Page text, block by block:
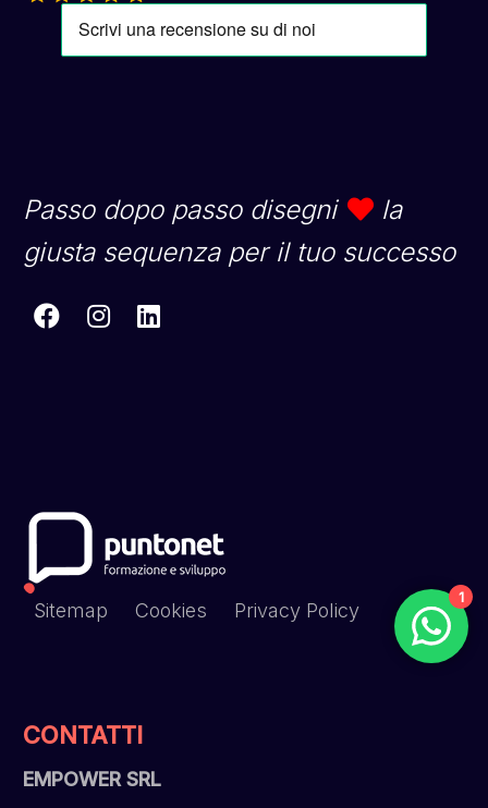
Passo dopo passo disegni
la
giusta sequenza per il tuo successo
Sitemap Cookies Privacy Policy
CONTATTI
EMPOWER SRL
1